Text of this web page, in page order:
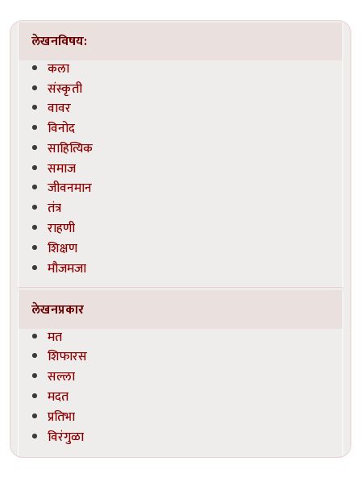
लेखनविषय:
कला
संस्कृती
वावर
विनोद
साहित्यिक
समाज
जीवनमान
तंत्र
राहणी
शिक्षण
मौजमजा
लेखनप्रकार
मत
शिफारस
सल्ला
मदत
प्रतिभा
विरंगुळा